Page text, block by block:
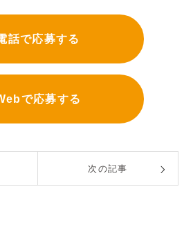
話で応募する
で応募する
次の記事